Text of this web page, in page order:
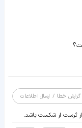
گزارش خطا / ارسال اطلاعات
تَرست از شکست باشد.